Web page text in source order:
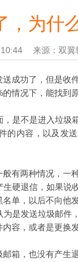
，为什
来源：双翼
成功了，但是收
情况下，能找到原
是不是进入垃圾
的内容，以及发
有两种情况，一
信，如果说收
单，以后不向他发
送垃圾邮件，
容，或者是更换发
箱，也没有产生